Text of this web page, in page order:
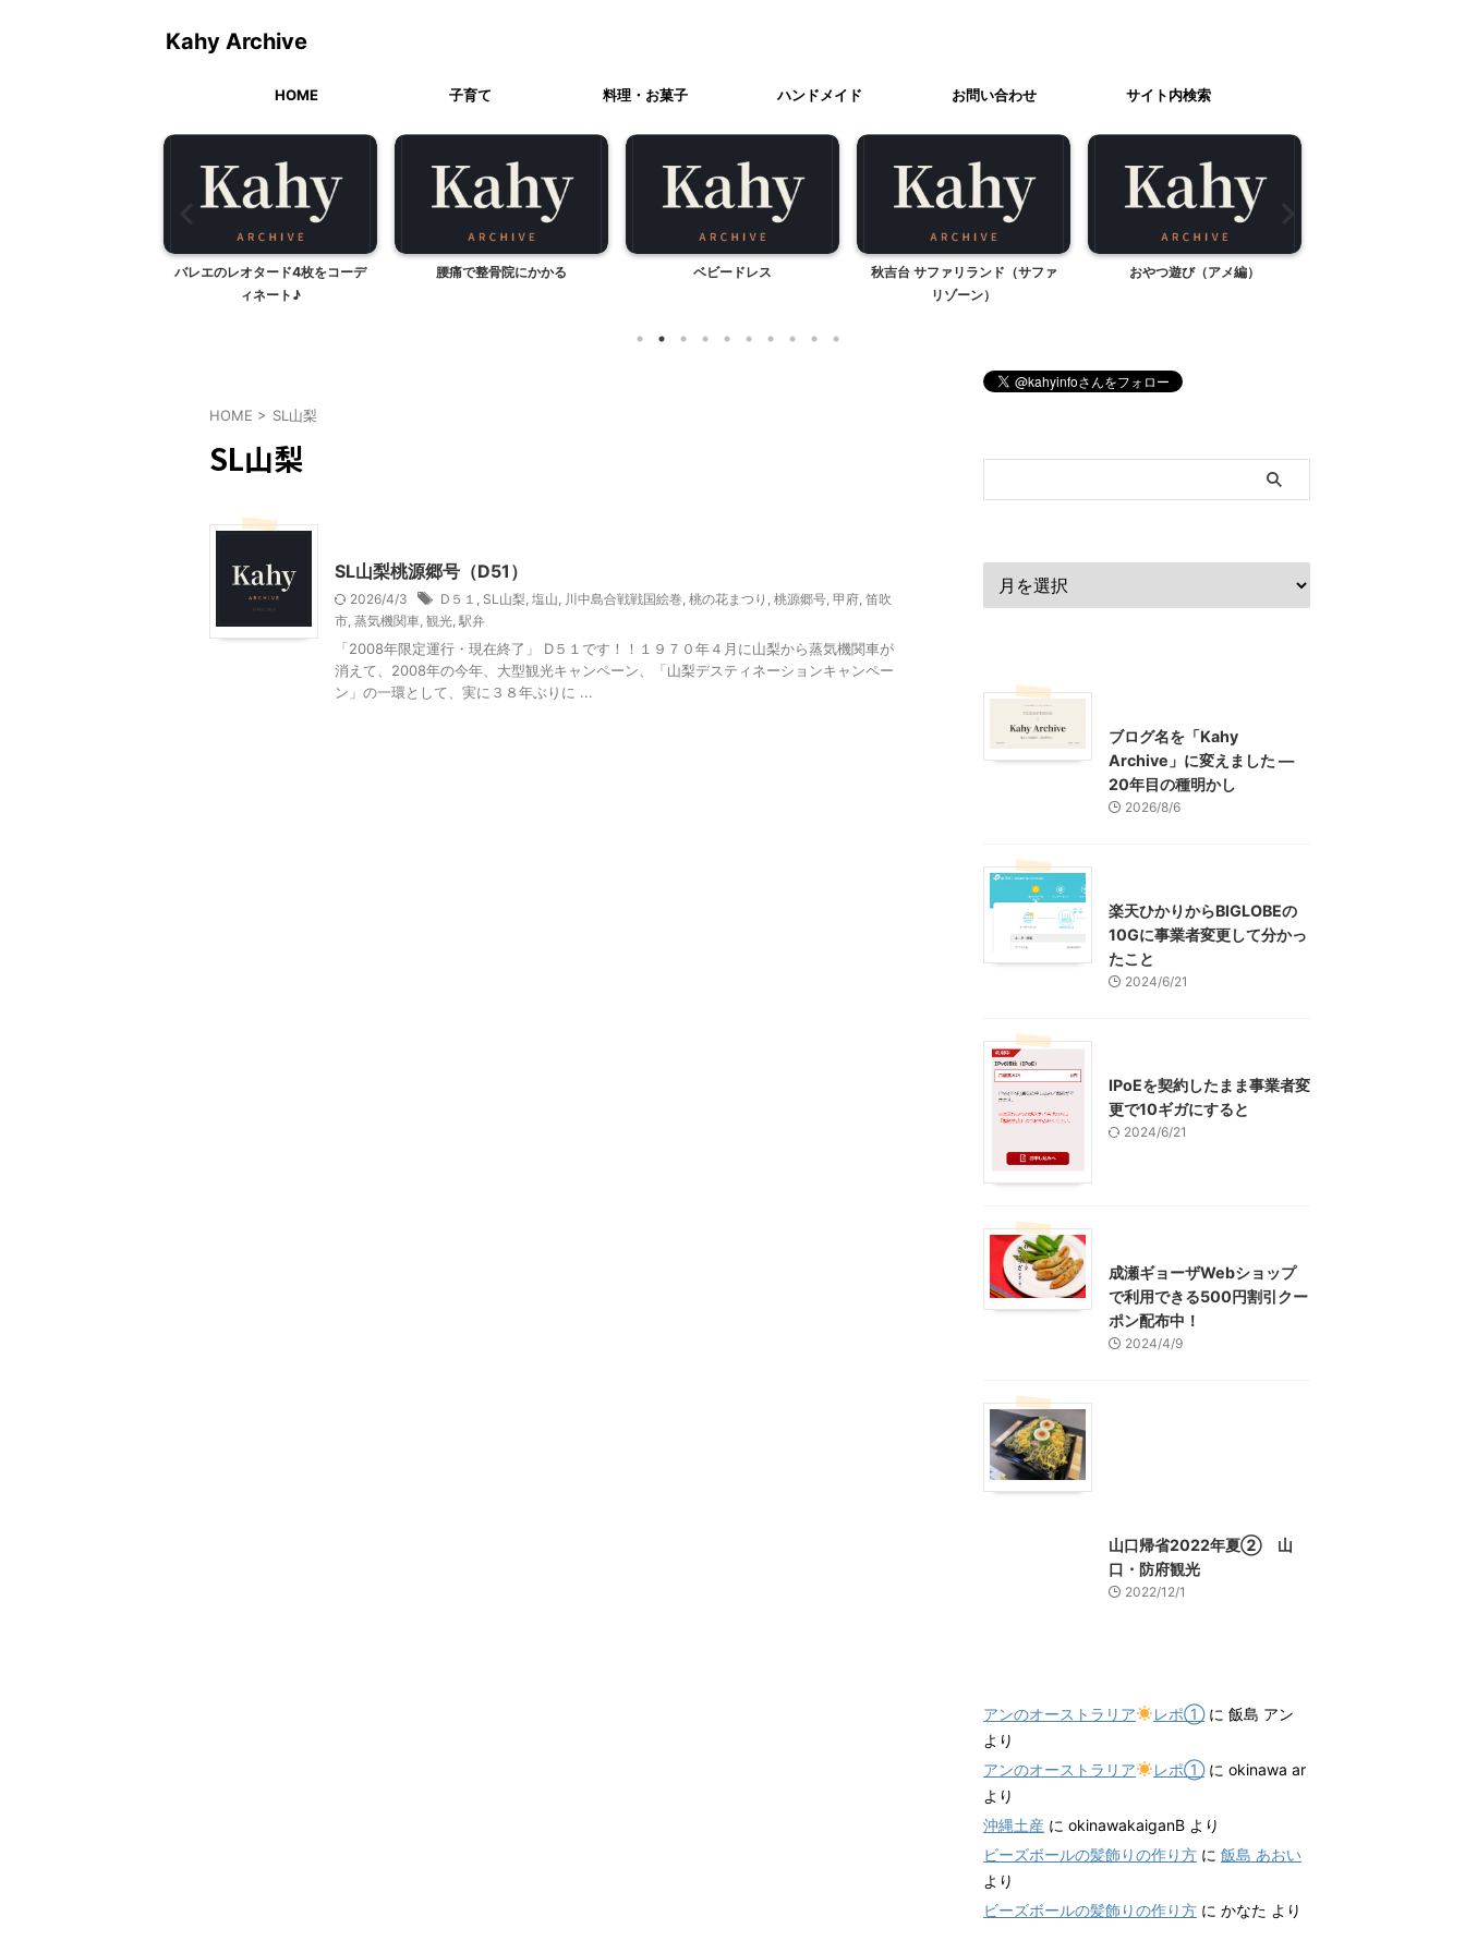
Kahy Archive
HOME 子育て 料理・お菓子 ハンドメイド お問い合わせ サイト内検索
バレエのレオタード4枚をコーデ
ィネート♪
腰痛で整骨院にかかる ベビードレス
秋吉台 サファリランド（サファ
リゾーン）
おやつ遊び（アメ編）
HOME > SL山梨
SL山梨
SL山梨桃源郷号（D51）
2026/4/3 D５１ SL山梨 塩山 川中島合戦戦国絵巻 桃の花まつり 桃源郷号 甲府 笛吹
市 蒸気機関車 観光 駅弁
「2008年限定運行・現在終了」 D５１です！！１９７０年４月に山梨から蒸気機関車が
消えて、2008年の今年、大型観光キャンペーン、「山梨デスティネーションキャンペー
ン」の一環として、実に３８年ぶりに ...
ブログ名を「Kahy
Archive」に変えました ―
20年目の種明かし
2026/8/6
楽天ひかりからBIGLOBEの
10Gに事業者変更して分かっ
たこと
2024/6/21
IPoEを契約したまま事業者変
更で10ギガにすると
2024/6/21
成瀬ギョーザWebショップ
で利用できる500円割引クー
ポン配布中！
2024/4/9
山口帰省2022年夏② 山
口・防府観光
2022/12/1
アンのオーストラリア レポ①に 飯島 アン
より
アンのオーストラリア
レポ①に okinawa ar
より
沖縄土産 に okinawakaiganB より
ビーズボールの髪飾りの作り方 に 飯島 あおい
より
ビーズボールの髪飾りの作り方 に かなた より